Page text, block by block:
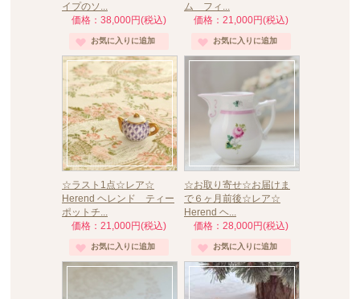
イプのソ...
価格：38,000円(税込)
ム フィ...
価格：21,000円(税込)
☆ラスト1点☆レア☆
Herend ヘレンド ティー
ポットチ...
価格：21,000円(税込)
☆お取り寄せ☆お届けま
で６ヶ月前後☆レア☆
Herend ヘ...
価格：28,000円(税込)